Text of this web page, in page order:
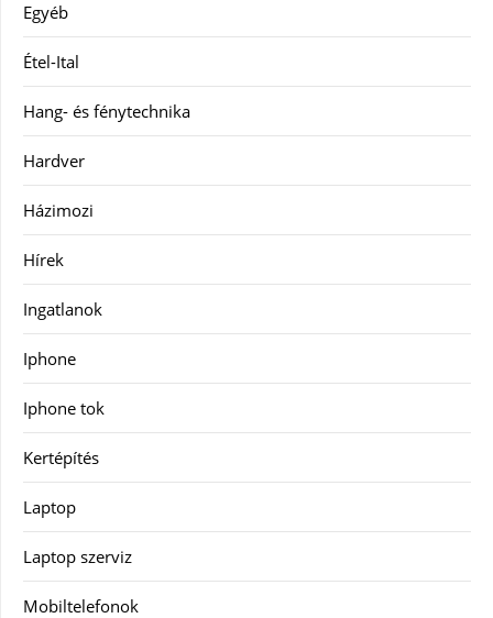
Egyéb
Étel-Ital
Hang- és fénytechnika
Hardver
Házimozi
Hírek
Ingatlanok
Iphone
Iphone tok
Kertépítés
Laptop
Laptop szerviz
Mobiltelefonok